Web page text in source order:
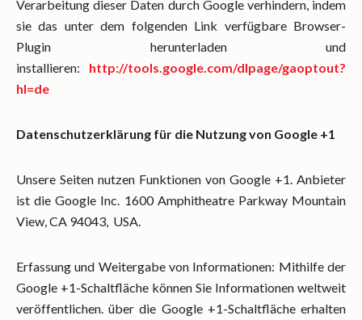
Verarbeitung dieser Daten durch Google verhindern, indem
sie das unter dem folgenden Link verfügbare Browser-
Plugin herunterladen und
installieren: http://tools.google.com/dlpage/gaoptout?
hl=de
Datenschutzerklärung für die Nutzung von Google +1
Unsere Seiten nutzen Funktionen von Google +1. Anbieter
ist die Google Inc. 1600 Amphitheatre Parkway Mountain
View, CA 94043, USA.
Erfassung und Weitergabe von Informationen: Mithilfe der
Google +1-Schaltfläche können Sie Informationen weltweit
veröffentlichen. über die Google +1-Schaltfläche erhalten